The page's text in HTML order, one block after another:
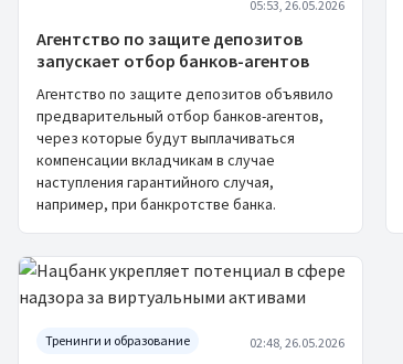
05:53, 26.05.2026
Агентство по защите депозитов
запускает отбор банков-агентов
Агентство по защите депозитов объявило
предварительный отбор банков-агентов,
через которые будут выплачиваться
компенсации вкладчикам в случае
наступления гарантийного случая,
например, при банкротстве банка.
Тренинги и образование 02:48, 26.05.2026